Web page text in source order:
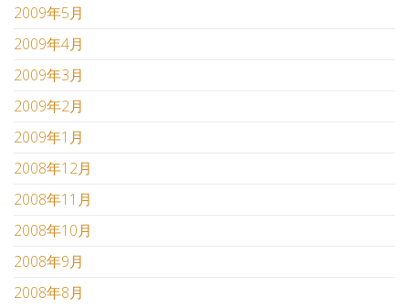
2009年5月
2009年4月
2009年3月
2009年2月
2009年1月
2008年12月
2008年11月
2008年10月
2008年9月
2008年8月